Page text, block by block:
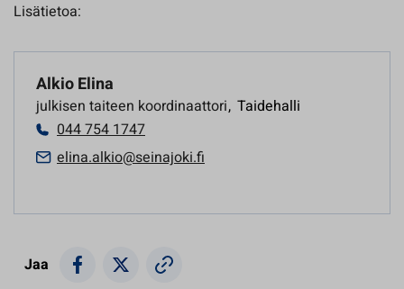
Lisätietoa:
Alkio Elina
julkisen taiteen koordinaattori, Taidehalli
044 754 1747
elina.alkio@seinajoki.fi
Jaa